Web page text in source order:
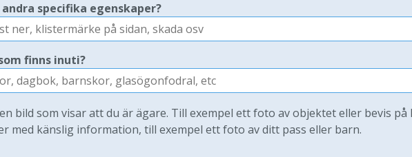
specifika egenskaper?
finns inuti?
bild som visar att du är ägare. Till exempel ett foto av objektet eller bevis på
med känslig information, till exempel ett foto av ditt pass eller barn.